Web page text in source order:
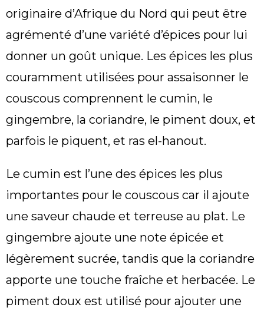
originaire d’Afrique du Nord qui peut être
agrémenté d’une variété d’épices pour lui
donner un goût unique. Les épices les plus
couramment utilisées pour assaisonner le
couscous comprennent le cumin, le
gingembre, la coriandre, le piment doux, et
parfois le piquent, et ras el-hanout.
Le cumin est l’une des épices les plus
importantes pour le couscous car il ajoute
une saveur chaude et terreuse au plat. Le
gingembre ajoute une note épicée et
légèrement sucrée, tandis que la coriandre
apporte une touche fraîche et herbacée. Le
piment doux est utilisé pour ajouter une